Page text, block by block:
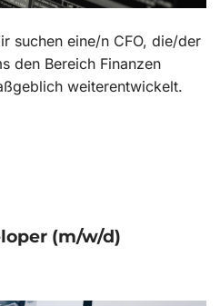
suchen eine/n CFO, die/der
den Bereich Finanzen
weiterentwickelt.
(m/w/d)